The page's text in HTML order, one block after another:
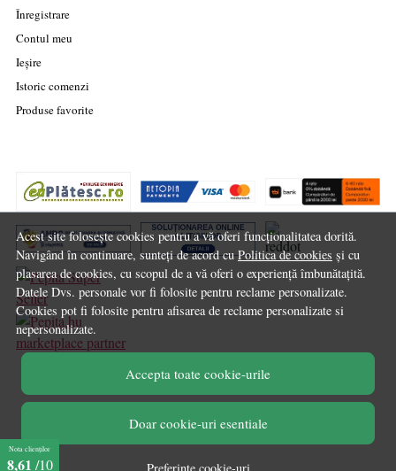
Acest site folosește cookies pentru a vă oferi funcționalitatea dorită.
Navigând în continuare, sunteți de acord cuPolitica de cookies și cu
plasarea de cookies, cu scopul de a vă oferi o experiență îmbunătațită.
Datele Dvs. personale vor fi folosite pentru reclame personalizate.
Cookies pot fi folosite pentru afisarea de reclame personalizate si
nepersonalizate.
Accepta toate cookie-urile
Doar cookie-uri esentiale
Preferinte cookie-uri
Înregistrare
Contul meu
Ieșire
Istoric comenzi
Produse favorite
marketplace partner
Nota clienților
8,61 /10